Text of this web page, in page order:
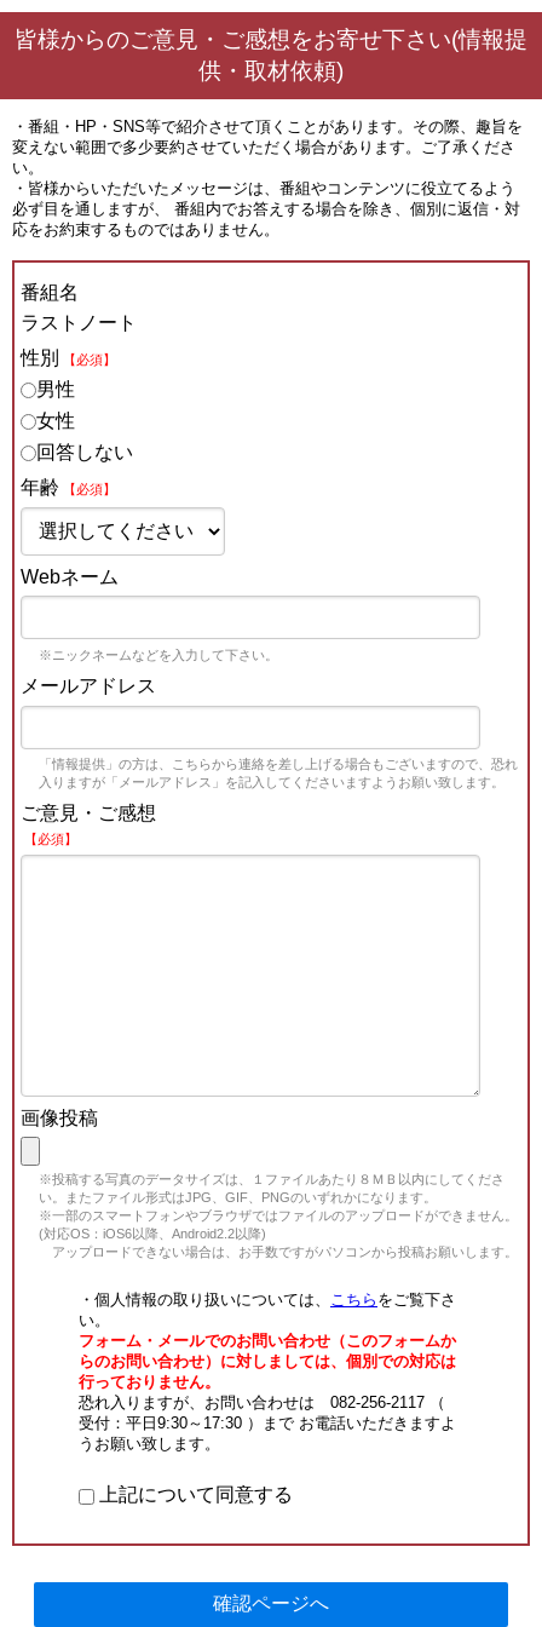
皆様からのご意見・ご感想をお寄せ下さい(情報提
供・取材依頼)
・番組・HP・SNS等で紹介させて頂くことがあります。その際、趣旨を
変えない範囲で多少要約させていただく場合があります。ご了承くださ
い。
・皆様からいただいたメッセージは、番組やコンテンツに役立てるよう
必ず目を通しますが、 番組内でお答えする場合を除き、個別に返信・対
応をお約束するものではありません。
番組名
ラストノート
性別
【必須】
男性
女性
回答しない
年齢
【必須】
Webネーム
※ニックネームなどを入力して下さい。
メールアドレス
「情報提供」の方は、こちらから連絡を差し上げる場合もございますので、恐れ
入りますが「メールアドレス」を記入してくださいますようお願い致します。
ご意見・ご感想
【必須】
画像投稿
※投稿する写真のデータサイズは、１ファイルあたり８ＭＢ以内にしてくださ
い。またファイル形式はJPG、GIF、PNGのいずれかになります。
※一部のスマートフォンやブラウザではファイルのアップロードができません。
(対応OS：iOS6以降、Android2.2以降)
アップロードできない場合は、お手数ですがパソコンから投稿お願いします。
・個人情報の取り扱いについては、 こちら をご覧下さ
い。
フォーム・メールでのお問い合わせ（このフォームか
らのお問い合わせ）に対しましては、個別での対応は
行っておりません。
恐れ入りますが、お問い合わせは 082-256-2117 （
受付：平日9:30～17:30 ）まで お電話いただきますよ
うお願い致します。
上記について同意する
確認ページへ